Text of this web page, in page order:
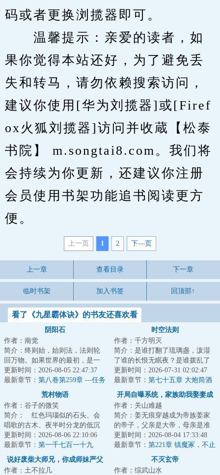
码或者更换浏揽器即可。
温馨提示：亲爱的读者，如
果你觉得本站还好，为了避免丢
失和转马，请勿依赖搜索访问，
建议你使用[华为刘揽器]或[Firef
ox火狐刘揽器]访问并收蔵【松泰
书院】 m.songtai8.com。我们将
会持续为你更新，还建议你注册
会员使用书架功能追书阅读更方
便。
上一页 1 2 下—页
上一章 查看目录 下一章
临时书架 加入书签 回顶部↑
看了《九星霸体诀》的书友还喜欢看
阴阳石
作者：南觉
简介：终则始，始则法，法则轮
回万物。如果世界的最初，是一
道法则，那么新生的、淘汰的，
都将卷入轮回的...
更新时间：2026-08-05 22:47:37
最新章节： 第八卷第259章 —任务
完成小鬼，再见了
时空法则
作者：千方明灭
简介：是谁打翻了琉璃盏，泼湿
了谁的长恨无眠夜？是谁拨乱了
竖弓琴，惊扰了谁的江上无澜
月？有人在在偌大...
更新时间：2026-07-31 02:02:47
最新章节： 第七十五章 大炮筒酒
馆
荒村物语
作者：谷子的微笑
简介： 红色玛瑙似的石头、会
唱歌的古木、夜半时分龙的低沉
的吼叫、以及阴森的密林中的鬼
怪……以及他，...
更新时间：2026-08-06 22:10:06
最新章节： 第一千七百一十九
章 如此兜售
开局自曝系统，家族助我娶妻成
仙！
作者：关山难越
简介：姜无痕穿越成为帝族姜家
的帝子，父亲是大帝，母亲是准
帝巅峰！&lt;br/&gt;本以为要在异
世界开后宫...
更新时间：2026-08-04 17:33:48
最新章节： 第221章 镇魔冢，不止
说好废柴大师兄，你成师妹严父
了？
作者：土不拉几
不灭玄帝
作者：综武山水